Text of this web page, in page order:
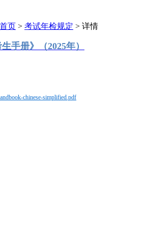
首页 > 考试年检规定 > 详情
手册》 （2025年）
chinese-simplified.pdf